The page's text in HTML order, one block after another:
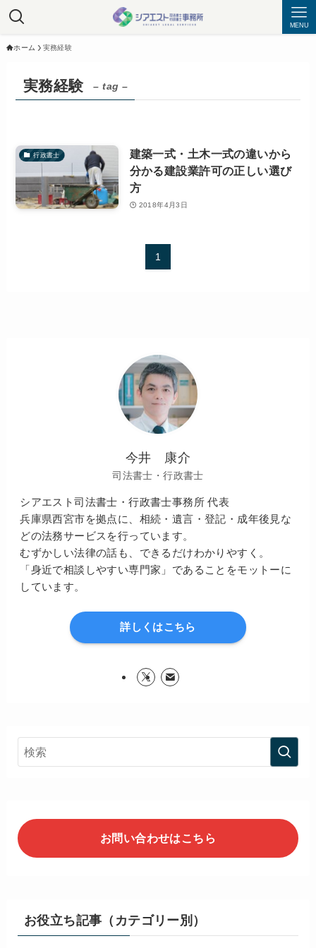
MENU
ホーム 実務経験
実務経験 – tag –
行政書士
建築一式・土木一式の違いから
分かる建設業許可の正しい選び
方
2018年4月3日
1
今井 康介
司法書士・行政書士
シアエスト司法書士・行政書士事務所 代表
兵庫県西宮市を拠点に、相続・遺言・登記・成年後見な
どの法務サービスを行っています。
むずかしい法律の話も、できるだけわかりやすく。
「身近で相談しやすい専門家」であることをモットーに
しています。
詳しくはこちら
お問い合わせはこちら
お役立ち記事（カテゴリー別）